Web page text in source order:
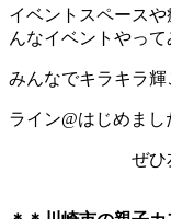
イベントスペース
んなイベントやっ
みんなでキラキラ輝
ライン@はじめまし
ぜひ